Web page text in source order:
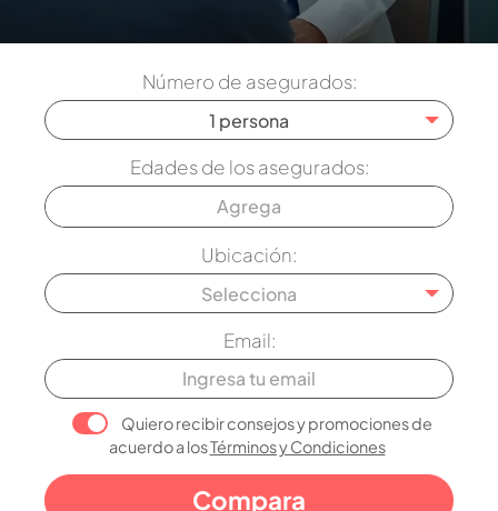
Número de asegurados:
1 persona
Edades de los asegurados:
Ubicación:
Selecciona
Email:
Quiero recibir consejos y promociones de
acuerdo a losTérminos y Condiciones